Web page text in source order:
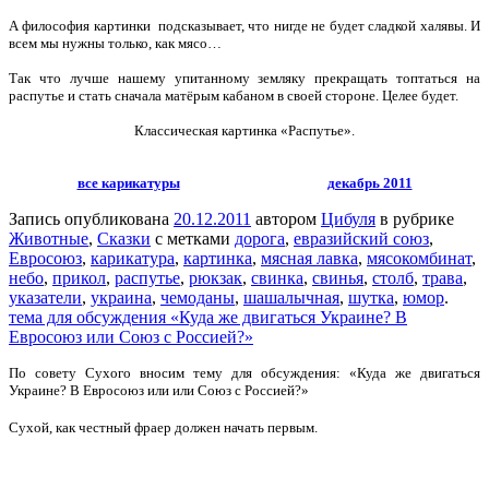
А философия картинки подсказывает, что нигде не будет сладкой халявы. И
всем мы нужны только, как мясо…
Так что лучше нашему упитанному земляку прекращать топтаться на
распутье и стать сначала матёрым кабаном в своей стороне. Целее будет.
Классическая картинка «Распутье».
все карикатуры декабрь 2011
Запись опубликована 20.12.2011 автором Цибуля в рубрике
Животные, Сказки с метками дорога, евразийский союз,
Евросоюз, карикатура, картинка, мясная лавка, мясокомбинат,
небо, прикол, распутье, рюкзак, свинка, свинья, столб, трава,
указатели, украина, чемоданы, шашалычная, шутка, юмор.
тема для обсуждения «Куда же двигаться Украине? В
Евросоюз или Союз с Россией?»
По совету Сухого вносим тему для обсуждения: «Куда же двигаться
Украине? В Евросоюз или или Союз с Россией?»
Сухой, как честный фраер должен начать первым.